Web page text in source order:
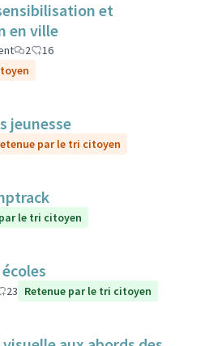
et
en ville
2
16
jeunesse
par le tri citoyen
le tri citoyen
23 Retenue par le tri citoyen